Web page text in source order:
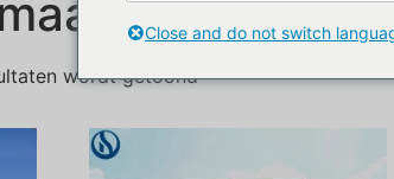
wordt getoond
Close and do not switch